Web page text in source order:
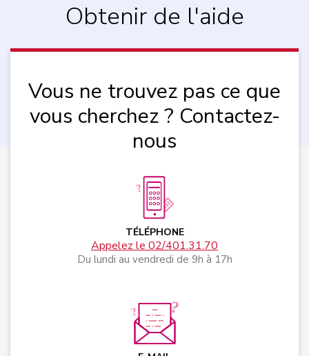
Obtenir de l'aide
Vous ne trouvez pas ce que
vous cherchez ? Contactez-
nous
TÉLÉPHONE
Appelez le 02/401.31.70
Du lundi au vendredi de 9h à 17h